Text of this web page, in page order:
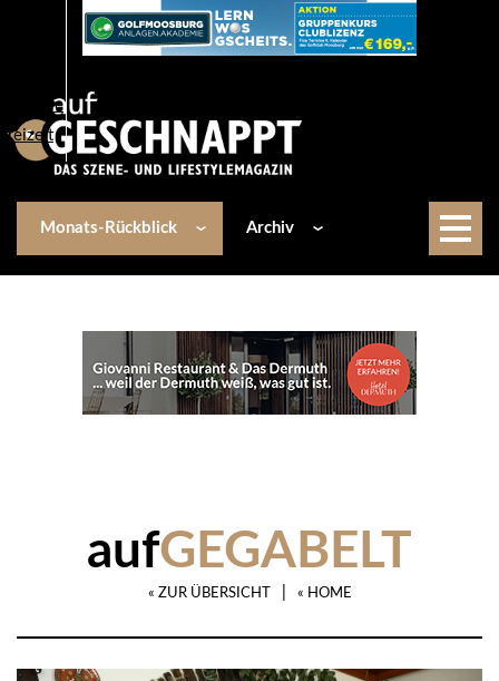
Lifestyle
Freizeit
Monats-Rückblick Archiv
aufGEGABELT
« ZUR ÜBERSICHT « HOME